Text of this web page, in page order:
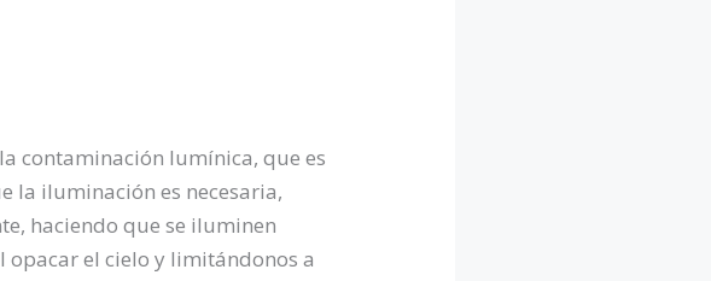
contaminación lumínica, que es
la iluminación es necesaria,
haciendo que se iluminen
opacar el cielo y limitándonos a